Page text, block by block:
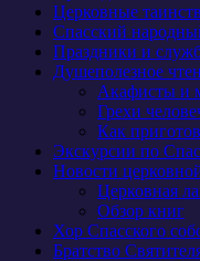
Церковные
Спасский
Праздники и
Душеполезное
Акафисты и
Грехи
Как
Экскурсии по
Новости
Церковная
Обзор книг
Хор Спасского
Братство